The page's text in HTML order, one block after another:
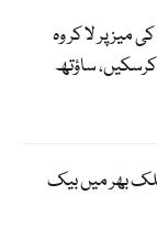
میز پر لا کر وہ
کرسکیں، ساؤتھ
سے ملک بھر میں بیک